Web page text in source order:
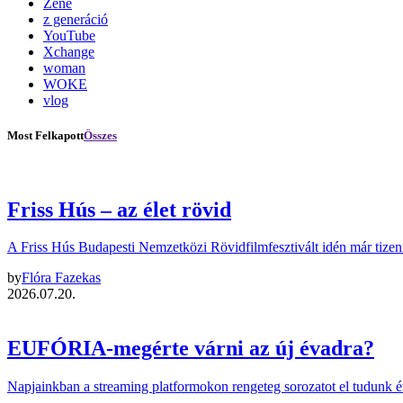
Zene
z generáció
YouTube
Xchange
woman
WOKE
vlog
Most FelkapottÖsszes
Friss Hús – az élet rövid
A Friss Hús Budapesti Nemzetközi Rövidfilmfesztivált idén már
byFlóra Fazekas
2026.07.20.
EUFÓRIA-megérte várni az új évadra?
Napjainkban a streaming platformokon rengeteg sorozatot el tudunk